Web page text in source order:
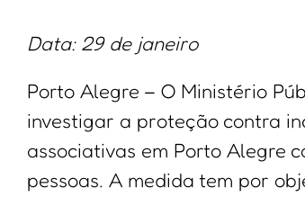
Data: 29 de janeiro
Porto Alegre – O Ministério
investigar a proteção contra
associativas em Porto Alegre
pessoas. A medida tem por